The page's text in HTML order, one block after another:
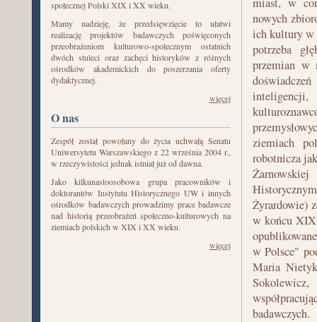
nowych
ich kultury w
potrzeba
przemian w
ziemiach
robotnicza
Żyrardowie)
w końcu XIX
w Polsce"
Maria
badawczych.
społecznej Polski XIX i XX wieku.
Mamy nadzieję, że przedsięwzięcie to ułatwi
realizację projektów badawczych poświęconych
przeobrażeniom kulturowo-społecznym ostatnich
dwóch stuleci oraz zachęci historyków z różnych
ośrodków akademickich do poszerzania oferty
dydaktycznej.
więcej
O nas
Zespół został powołany do życia uchwałą Senatu
Uniwersytetu Warszawskiego z 22 września 2004 r.,
w rzeczywistości jednak istniał już od dawna.
Jako kilkunastoosobowa grupa pracowników i
doktorantów Instytutu Historycznego UW i innych
ośrodków badawczych prowadzimy prace badawcze
nad historią przeobrażeń społeczno-kulturowych na
ziemiach polskich w XIX i XX wieku.
więcej